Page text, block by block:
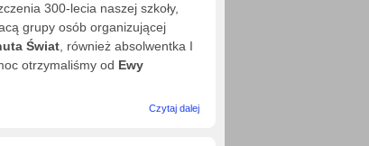
300-lecia naszej szkoły,
grupy osób organizującej
Świat , również absolwentka I
otrzymaliśmy od Ewy
Czytaj dalejwpis